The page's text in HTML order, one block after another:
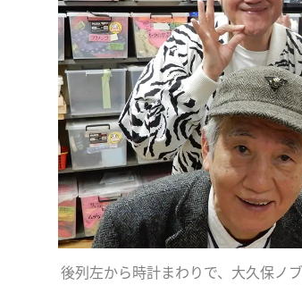
後列左から時計まわりで、大久保ノ